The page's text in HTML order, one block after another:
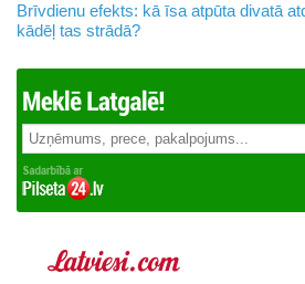
Brīvdienu efekts: kā īsa atpūta divatā
kādēļ tas strādā?